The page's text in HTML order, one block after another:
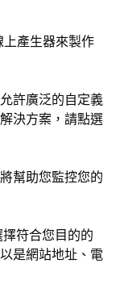
上產生器來製作
許廣泛的自定義
決方案，請點選
幫助您監控您的
擇符合您目的的
是網站地址、電